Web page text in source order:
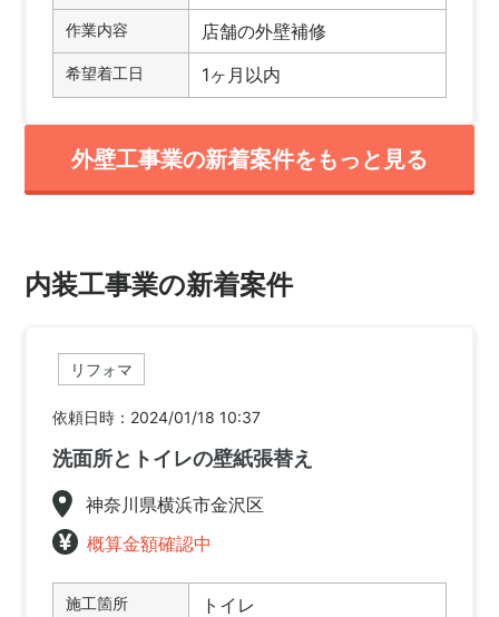
作業内容 店舗の外壁補修
希望着工日 1ヶ月以内
外壁工事業の新着案件をもっと見る
内装工事業の新着案件
リフォマ
依頼日時：2024/01/18 10:37
洗面所とトイレの壁紙張替え
神奈川県横浜市金沢区
概算金額確認中
施工箇所 トイレ